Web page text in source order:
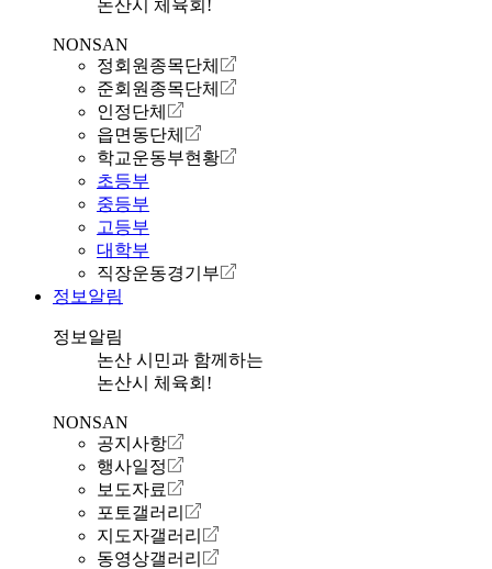
논산시 체육회!
NONSAN
정회원종목단체
준회원종목단체
인정단체
읍면동단체
학교운동부현황
초등부
중등부
고등부
대학부
직장운동경기부
정보알림
정보알림
논산 시민과 함께하는
논산시 체육회!
NONSAN
공지사항
행사일정
보도자료
포토갤러리
지도자갤러리
동영상갤러리